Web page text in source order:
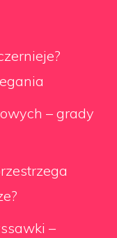
– grady
–